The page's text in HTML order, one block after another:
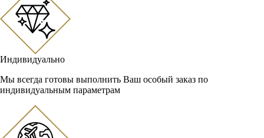
Индивидуально
Мы всегда готовы выполнить Ваш особый заказ по
индивидуальным параметрам